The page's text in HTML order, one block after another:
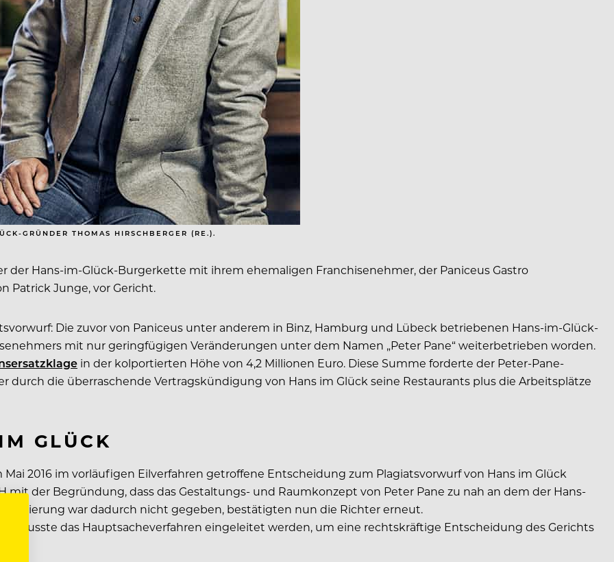
GRÜNDER THOMAS HIRSCHBERGER (RE.).
der Hans-im-Glück-Burgerkette mit ihrem ehemaligen Franchisenehmer, der Paniceus Gastro
Patrick Junge, vor Gericht.
Die zuvor von Paniceus unter anderem in Binz, Hamburg und Lübeck betriebenen Hans-im-Glück-
mit nur geringfügigen Veränderungen unter dem Namen „Peter Pane“ weiterbetrieben worden.
in der kolportierten Höhe von 4,2 Millionen Euro. Diese Summe forderte der Peter-Pane-
durch die überraschende Vertragskündigung von Hans im Glück seine Restaurants plus die Arbeitsplätze
GLÜCK
2016 im vorläufigen Eilverfahren getroffene Entscheidung zum Plagiatsvorwurf von Hans im Glück
mit der Begründung, dass das Gestaltungs- und Raumkonzept von Peter Pane zu nah an dem der Hans-
war dadurch nicht gegeben, bestätigten nun die Richter erneut.
musste das Hauptsacheverfahren eingeleitet werden, um eine rechtskräftige Entscheidung des Gerichts